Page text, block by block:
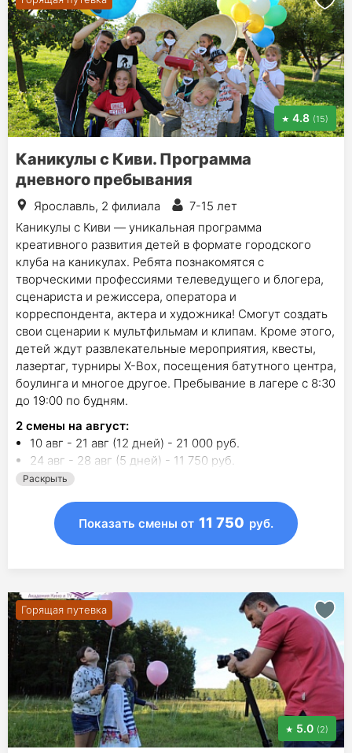
4.8 (15)
Каникулы с Киви. Программа
дневного пребывания
Ярославль, 2 филиала
7-15 лет
Каникулы с Киви — уникальная программа
креативного развития детей в формате городского
клуба на каникулах. Ребята познакомятся с
творческими профессиями телеведущего и блогера,
сценариста и режиссера, оператора и
корреспондента, актера и художника! Смогут создать
свои сценарии к мультфильмам и клипам. Кроме этого,
детей ждут развлекательные мероприятия, квесты,
лазертаг, турниры Х-Вох, посещения батутного центра,
боулинга и многое другое. Пребывание в лагере с 8:30
до 19:00 по будням.
2 смены на август:
10 авг - 21 авг (12 дней) - 21 000 руб.
24 авг - 28 авг (5 дней) - 11 750 руб.
Раскрыть
Показать смены от 11 750 руб.
Горящая путевка
5.0 (2)